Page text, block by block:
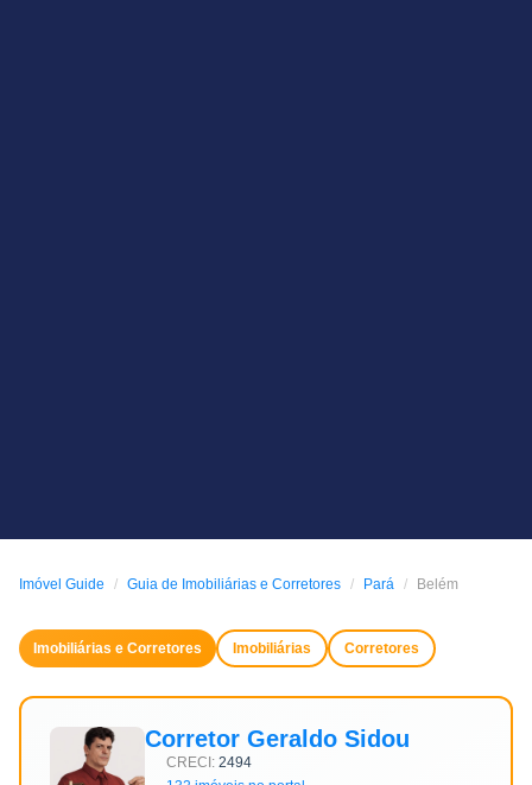
Imóvel Guide Guia de Imobiliárias e Corretores Pará Belém
Imobiliárias e Corretores Imobiliárias Corretores
Corretor Geraldo Sidou
CRECI: 2494